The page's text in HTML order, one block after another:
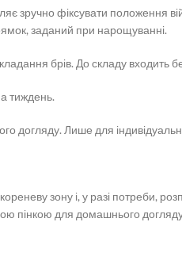
зручно фіксувати положення
заданий при нарощуванні.
брів. До складу входить
тиждень.
догляду. Лише для
зону і, у разі потреби,
пінкою для домашнього